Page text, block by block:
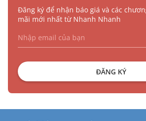
Đăng ký để nhận báo giá và các
mãi mới nhất từ Nhanh Nhanh
ĐĂNG KÝ